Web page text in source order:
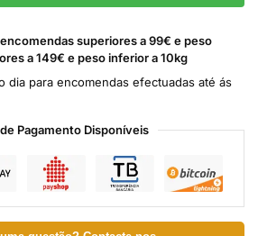
superiores a 99€ e peso
a 149€ e peso inferior a 10kg
dia para encomendas efectuadas até ás
Pagamento Disponíveis